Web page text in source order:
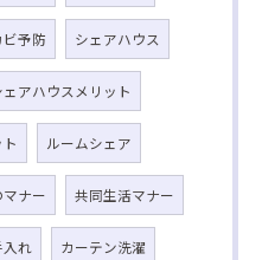
予防 シェアハウス
ェアハウスメリット
ルームシェア
ナー 共同生活マナー
入れ カーテン洗濯